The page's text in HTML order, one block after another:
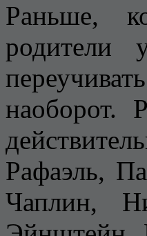
Раньше,
наоборот.
Рафаэль,
Чаплин,